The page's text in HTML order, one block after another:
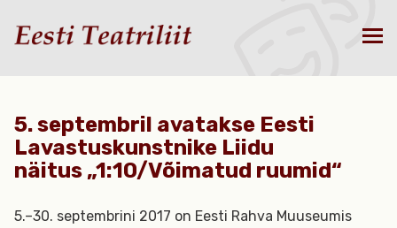
5. septembril avatakse Eesti
Lavastuskunstnike Liidu
näitus „1:10/Võimatud ruumid“
5.–30. septembrini 2017 on Eesti Rahva Muuseumis